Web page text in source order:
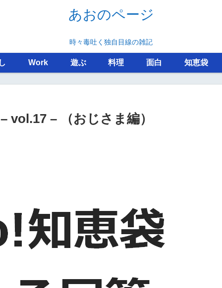
あおのページ
時々毒吐く独自目線の雑記
Work 遊ぶ 料理 面白 知恵袋
vol.17 – （おじさま編）